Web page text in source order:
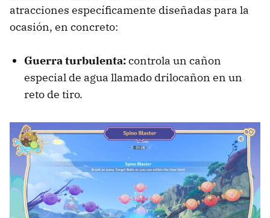
atracciones específicamente diseñadas para la
ocasión, en concreto:
Guerra turbulenta:controla un cañon
especial de agua llamado drilocañon en un
reto de tiro.